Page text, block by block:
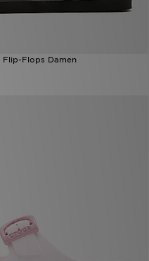
Flip-Flops Damen